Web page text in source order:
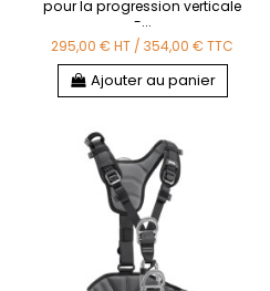
pour la progression verticale
-...
295,00 €HT /354,00 €TTC
Ajouter au panier